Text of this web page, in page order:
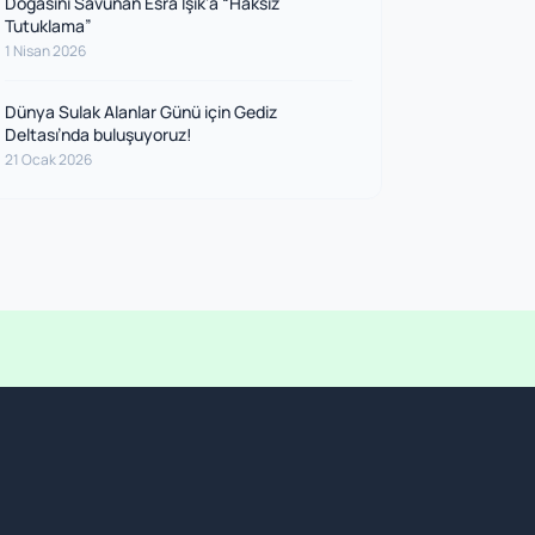
Tutuklama”
1 Nisan 2026
Dünya Sulak Alanlar Günü için Gediz
Deltası’nda buluşuyoruz!
21 Ocak 2026